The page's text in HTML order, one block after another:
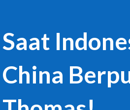
Saat
China